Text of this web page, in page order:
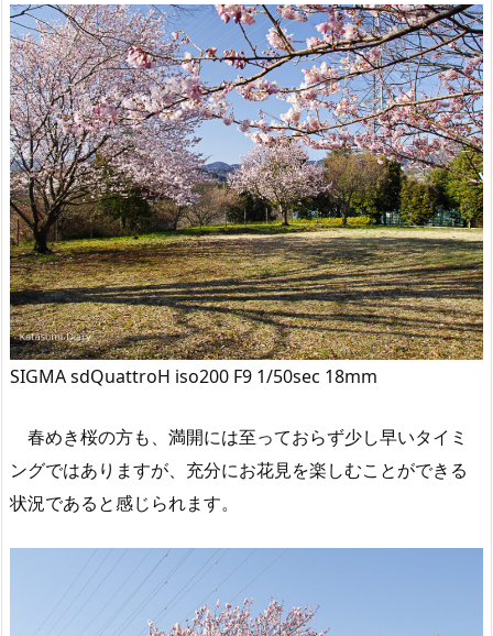
SIGMA sdQuattroH iso200 F9 1/50sec 18mm
春めき桜の方も、満開には至っておらず少し早いタイミ
ングではありますが、充分にお花見を楽しむことができる
状況であると感じられます。